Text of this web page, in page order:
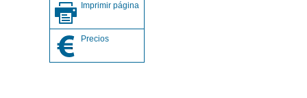
Imprimir página
Precios